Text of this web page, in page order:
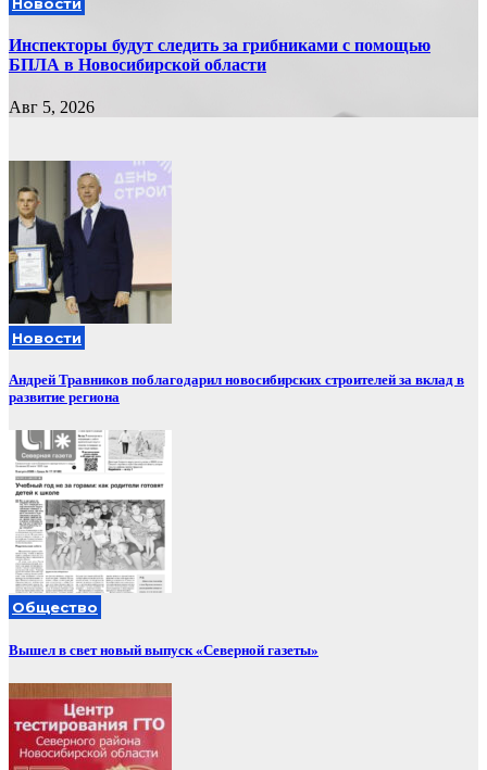
Инспекторы будут следить за грибниками с помощью
БПЛА в Новосибирской области
Авг 5, 2026
Новости
Андрей Травников поблагодарил новосибирских строителей за вклад в
развитие региона
Общество
Вышел в свет новый выпуск «Северной газеты»